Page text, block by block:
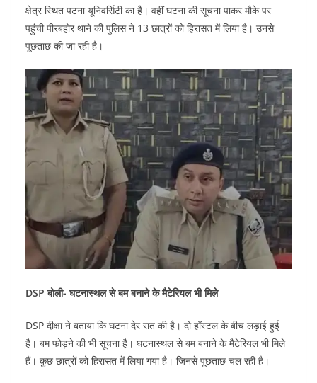
क्षेत्र स्थित पटना यूनिवर्सिटी का है। वहीं घटना की सूचना पाकर मौके पर
पहुंची पीरबहोर थाने की पुलिस ने 13 छात्राें को हिरासत में लिया है। उनसे
पूछताछ की जा रही है।
DSP बोली- घटनास्थल से बम बनाने के मैटेरियल भी मिले
DSP दीक्षा ने बताया कि घटना देर रात की है। दो हॉस्टल के बीच लड़ाई हुई
है। बम फोड़ने की भी सूचना है। घटनास्थल से बम बनाने के मैटेरियल भी मिले
हैं। कुछ छात्रों को हिरासत में लिया गया है। जिनसे पूछताछ चल रही है।